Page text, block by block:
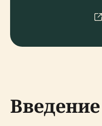
Введение